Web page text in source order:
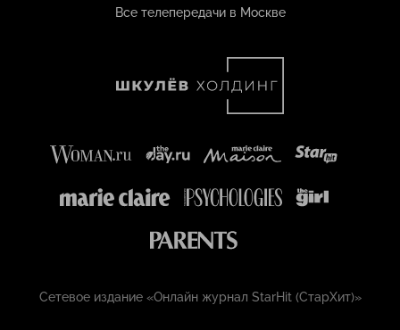
Все телепередачи в Москве
Сетевое издание «Онлайн журнал StarHit (СтарХит)»